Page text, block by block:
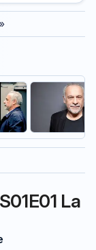
La